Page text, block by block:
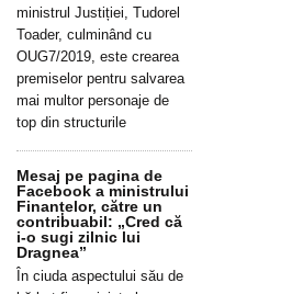
ministrul Justiției, Tudorel
Toader, culminând cu
OUG7/2019, este crearea
premiselor pentru salvarea
mai multor personaje de
top din structurile
Mesaj pe pagina de
Facebook a ministrului
Finanțelor, către un
contribuabil: „Cred că
i-o sugi zilnic lui
Dragnea”
În ciuda aspectului său de